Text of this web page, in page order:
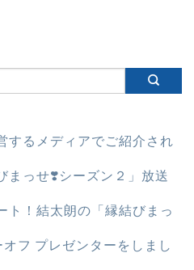
するメディアでご紹介され
っせ❣️シーズン２」放送
！結太朗の「縁結びまっ
フ プレゼンターをしまし